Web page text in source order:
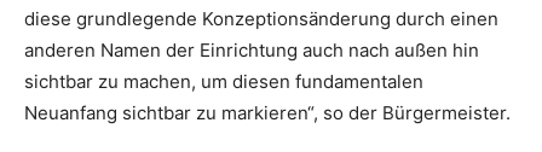
diese grundlegende Konzeptionsänderung durch einen
anderen Namen der Einrichtung auch nach außen hin
sichtbar zu machen, um diesen fundamentalen
Neuanfang sichtbar zu markieren“, so der Bürgermeister.